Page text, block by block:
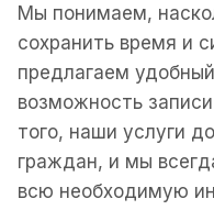
Мы понимаем,
сохранить время и
предлагаем
возможность
того, наши услуги
граждан, и мы
всю необходимую